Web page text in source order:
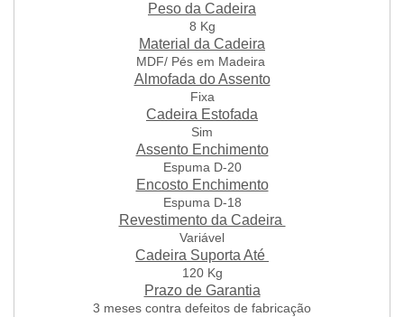
Peso da Cadeira
8 Kg
Material da Cadeira
MDF/ Pés em Madeira
Almofada do Assento
Fixa
Cadeira Estofada
Sim
Assento Enchimento
Espuma D-20
Encosto Enchimento
Espuma D-18
Revestimento da Cadeira
Variável
Cadeira Suporta Até
120 Kg
Prazo de Garantia
3 meses contra defeitos de fabricação